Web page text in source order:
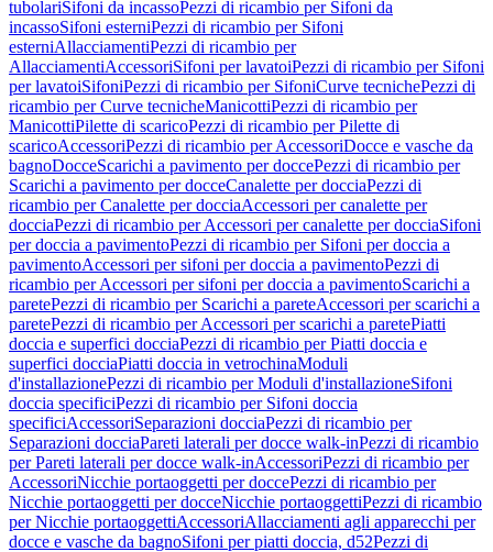
tubolariSifoni da incassoPezzi di ricambio per Sifoni da
incassoSifoni esterniPezzi di ricambio per Sifoni
esterniAllacciamentiPezzi di ricambio per
AllacciamentiAccessoriSifoni per lavatoiPezzi di ricambio per Sifoni
per lavatoiSifoniPezzi di ricambio per SifoniCurve tecnichePezzi di
ricambio per Curve tecnicheManicottiPezzi di ricambio per
ManicottiPilette di scaricoPezzi di ricambio per Pilette di
scaricoAccessoriPezzi di ricambio per AccessoriDocce e vasche da
bagnoDocceScarichi a pavimento per doccePezzi di ricambio per
Scarichi a pavimento per docceCanalette per docciaPezzi di
ricambio per Canalette per docciaAccessori per canalette per
docciaPezzi di ricambio per Accessori per canalette per docciaSifoni
per doccia a pavimentoPezzi di ricambio per Sifoni per doccia a
pavimentoAccessori per sifoni per doccia a pavimentoPezzi di
ricambio per Accessori per sifoni per doccia a pavimentoScarichi a
paretePezzi di ricambio per Scarichi a pareteAccessori per scarichi a
paretePezzi di ricambio per Accessori per scarichi a paretePiatti
doccia e superfici docciaPezzi di ricambio per Piatti doccia e
superfici docciaPiatti doccia in vetrochinaModuli
d'installazionePezzi di ricambio per Moduli d'installazioneSifoni
doccia specificiPezzi di ricambio per Sifoni doccia
specificiAccessoriSeparazioni docciaPezzi di ricambio per
Separazioni docciaPareti laterali per docce walk-inPezzi di ricambio
per Pareti laterali per docce walk-inAccessoriPezzi di ricambio per
AccessoriNicchie portaoggetti per doccePezzi di ricambio per
Nicchie portaoggetti per docceNicchie portaoggettiPezzi di ricambio
per Nicchie portaoggettiAccessoriAllacciamenti agli apparecchi per
docce e vasche da bagnoSifoni per piatti doccia, d52Pezzi di